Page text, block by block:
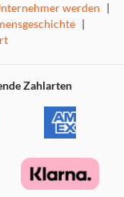
werden |
|
Zahlarten